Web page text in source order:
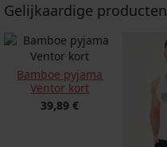
Gelijkaardige producten
Bamboe pyjama
Ventor kort
39,89 €